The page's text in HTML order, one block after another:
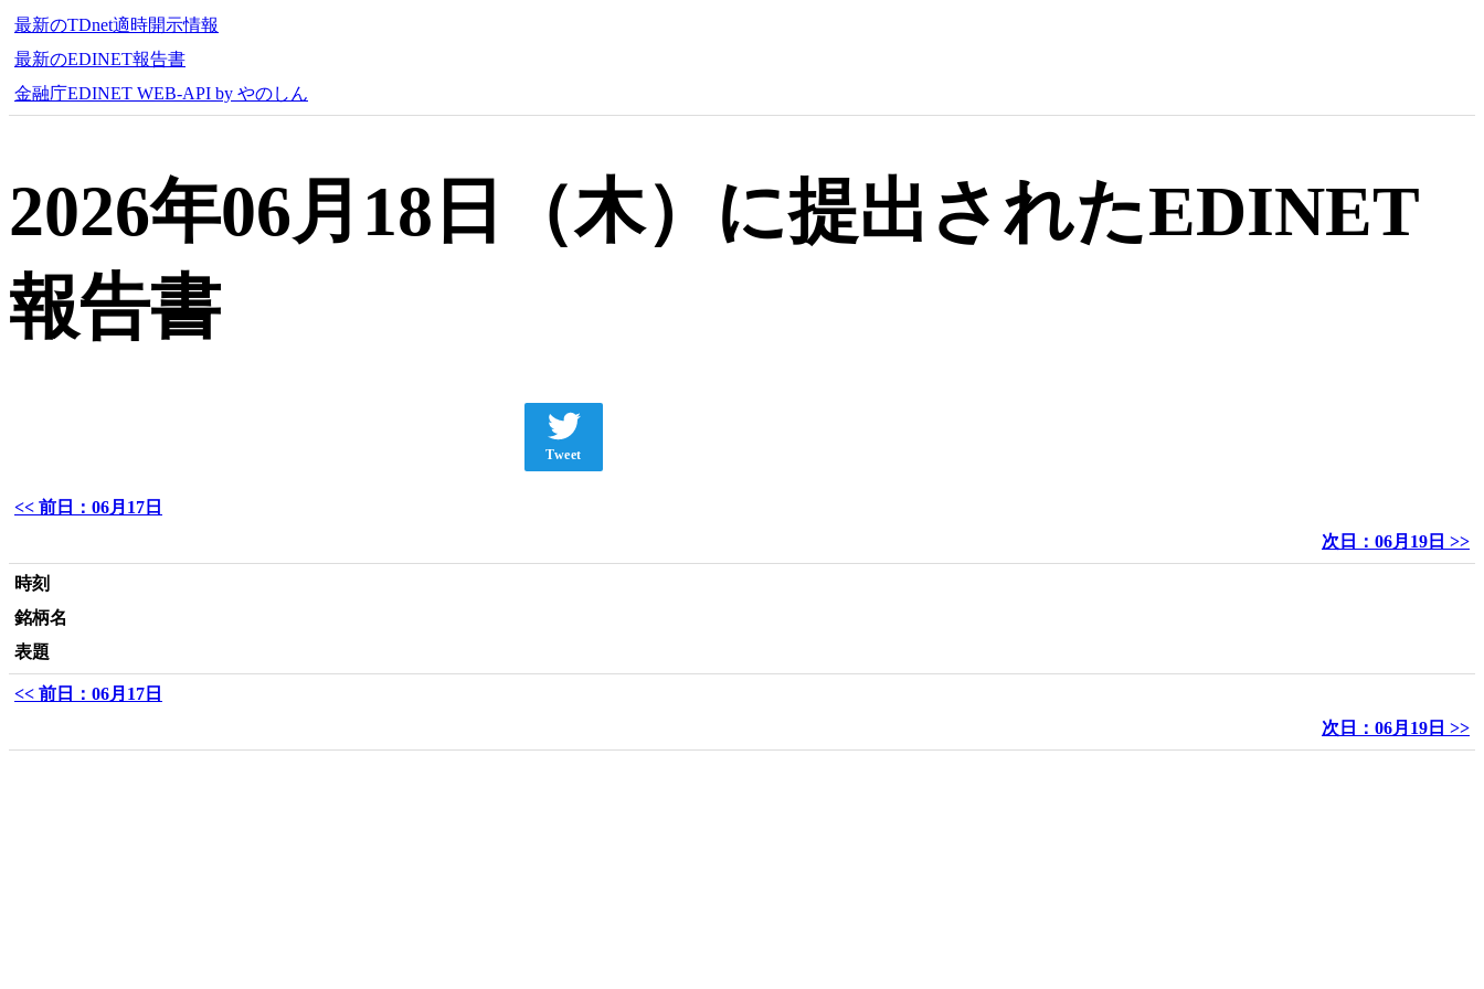
最新のTDnet適時開示情報
最新のEDINET報告書
金融庁EDINET WEB-API by やのしん
2026年06月18日（木）に提出されたEDINET
報告書
Tweet
<< 前日：06月17日
次日：06月19日 >>
時刻
銘柄名
表題
<< 前日：06月17日
次日：06月19日 >>